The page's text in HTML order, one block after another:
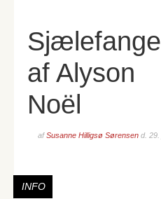
af Alyson
Noël
afSusanne Hilligsø Sørensen d. 29.
INFO